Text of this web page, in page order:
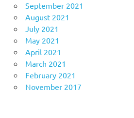
September 2021
August 2021
July 2021
May 2021
April 2021
March 2021
February 2021
November 2017